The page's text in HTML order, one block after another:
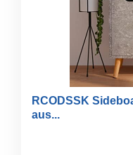
RCODSSK
aus...